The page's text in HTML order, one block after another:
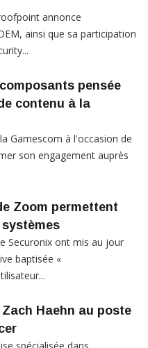
annonce
ainsi que sa participation
pensée
contenu à la
Gamescom à l'occasion de
son engagement auprès
Zoom permettent
Securonix ont mis au jour
baptisée «
Haehn au poste